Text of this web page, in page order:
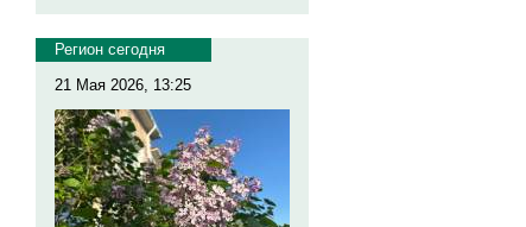
Регион сегодня
21 Мая 2026, 13:25